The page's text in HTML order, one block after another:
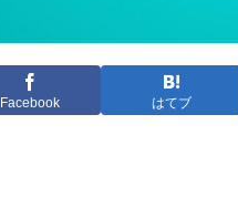
Facebook はてブ